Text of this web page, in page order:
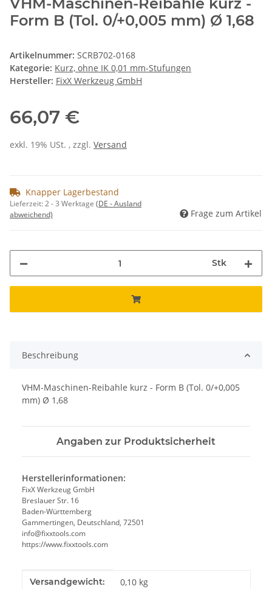
Form B (Tol. 0/+0,005 mm) Ø 1,68
Artikelnummer: SCRB702-0168
Kategorie: Kurz, ohne IK 0,01 mm-Stufungen
Hersteller: FixX Werkzeug GmbH
66,07 €
exkl. 19% USt. , zzgl. Versand
Knapper Lagerbestand
Lieferzeit:2 - 3 Werktage (DE - Ausland
abweichend)
Frage zum Artikel
Stk
Beschreibung
VHM-Maschinen-Reibahle kurz - Form B (Tol. 0/+0,005
mm) Ø 1,68
Angaben zur Produktsicherheit
Herstellerinformationen:
FixX Werkzeug GmbH
Breslauer Str. 16
Baden-Württemberg
Gammertingen, Deutschland, 72501
info@fixxtools.com
https://www.fixxtools.com
Produkteigenschaft
Wert
Versandgewicht: 0,10 kg